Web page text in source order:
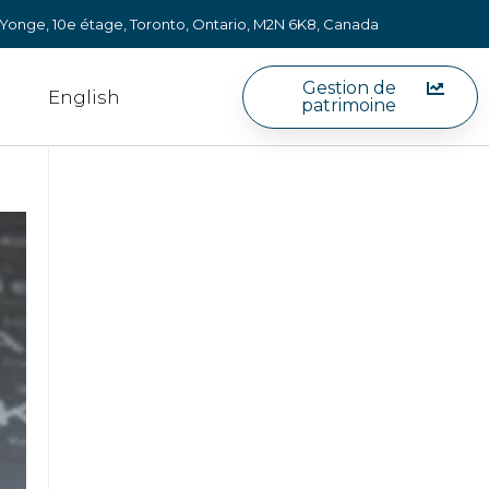
Yonge, 10e étage, Toronto, Ontario, M2N 6K8, Canada
English
Gestion de
patrimoine